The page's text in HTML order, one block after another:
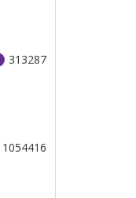
313287
1054416